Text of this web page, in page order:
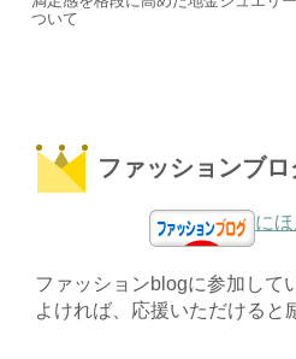
ついて
ファッションブロ
に
ファッションblogに参加して
よければ、応援いただけると